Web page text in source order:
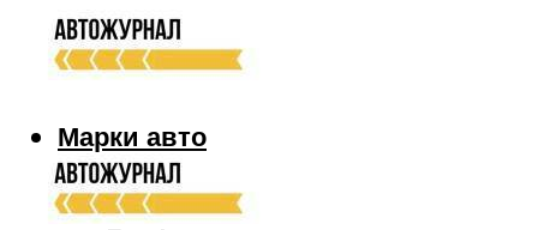
Марки авто
Audi
Bmw